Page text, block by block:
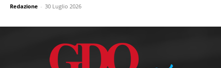
Redazione - 30 Luglio 2026